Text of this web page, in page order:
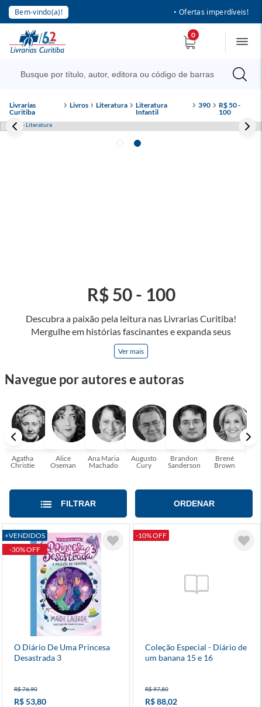
Bem-vindo(a)! • Ofertas imperdíveis!
0
Livrarias
Curitiba
Livros Literatura
Literatura
Infantil
390
R$ 50 -
100
Descubra a paixão pela leitura nas Livrarias Curitiba!
Mergulhe em histórias fascinantes e expanda seus
horizontes, onde cada página é uma porta para novos
universos e perspectivas. Ler nos permite viajar sem sair do
e tenha a oportunidade de alcançar o seu crescimento
passe um tempo no mundo da imaginação! A leitura
transforma vidas e estamos aqui para ajudar a transformar a
sua! Tenha certeza, temos o livro perfeito para você!
Ver mais
R$ 50 - 100
Navegue por autores e autoras
Agatha
Christie
Alice
Oseman
Ana Maria
Machado
Augusto
Cury
Brandon
Sanderson
Brené
Brown
FILTRAR ORDENAR
+VENDIDOS
-30% OFF
O Diário De Uma Princesa
Desastrada 3
R$ 76,90
R$ 53,80
-10% OFF
Coleção Especial - Diário de
um banana 15 e 16
R$ 97,80
R$ 88,02